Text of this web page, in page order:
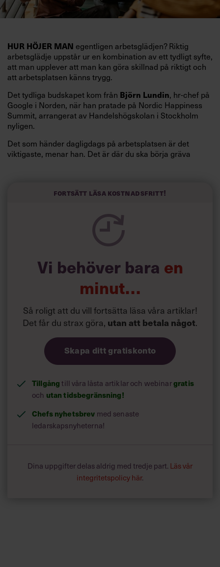
HUR HÖJER MAN egentligen arbetsglädjen? Riktig
arbetsglädje uppstår ur en kombination av ett tydligt syfte,
att man upplever att man kan göra skillnad på riktigt och
att arbetsplatsen känns trygg.
Det tydliga budskapet kom från Björn Lundin, hr-chef på
Google i Norden, när han pratade på Nordic Happiness
Summit, arrangerat av Handelshögskolan i Stockholm
nyligen.
Det som händer dagligdags på arbetsplatsen är det
viktigaste, menar han. Det är där du ska börja gräva
och höjt arbetsglädjen på Google:
Fortsätt läsa kostnadsfritt!
Vi behöver bara en
minut…
Så roligt att du vill fortsätta läsa våra artiklar!
Det får du strax göra, utan att betala något.
Skapa ditt gratiskonto
Tillgångtill våra låsta artiklar och webinargratis
och utan tidsbegränsning!
Chefs nyhetsbrev med senaste
ledarskapsnyheterna!
Dina uppgifter delas aldrig med tredje part. Läs vår
integritetspolicy här.